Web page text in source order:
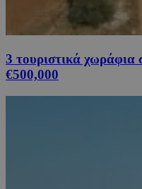
3 τουριστικά
€500,000